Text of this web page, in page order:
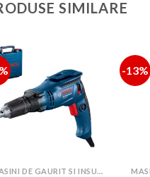
SIMILARE
MASINI DE GAURIT SI INSURUBAT
-13%